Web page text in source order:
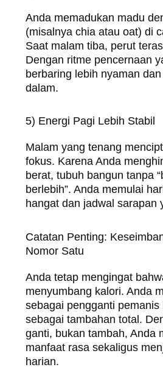
Anda memadukan madu
(misalnya chia atau oat) di
Saat malam tiba, perut
Dengan ritme pencernaan
berbaring lebih nyaman
dalam.
5) Energi Pagi Lebih Stabil
Malam yang tenang
fokus. Karena Anda
berat, tubuh bangun tanpa
berlebih”. Anda memulai
hangat dan jadwal sarapan
Catatan Penting:
Nomor Satu
Anda tetap mengingat
menyumbang kalori. Anda
sebagai pengganti pemanis
sebagai tambahan total.
ganti, bukan tambah, Anda
manfaat rasa sekaligus
harian.